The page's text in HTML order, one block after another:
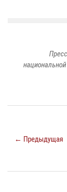
← Предыдущая